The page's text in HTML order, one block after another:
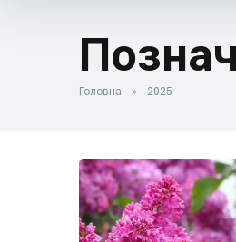
Головна » 2025